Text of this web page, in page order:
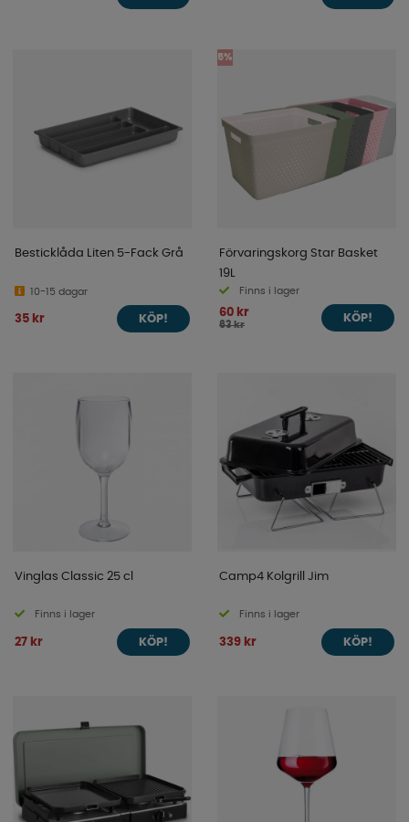
Besticklåda Liten 5-Fack Grå
10-15 dagar
35 kr KÖP!
5%
Förvaringskorg Star Basket
19L
Finns i lager
60 kr
63 kr
KÖP!
Vinglas Classic 25 cl
Finns i lager
27 kr KÖP!
Camp4 Kolgrill Jim
Finns i lager
339 kr KÖP!